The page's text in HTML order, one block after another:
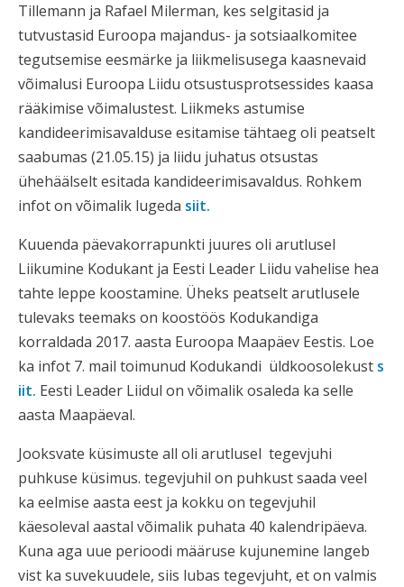
Tillemann ja Rafael Milerman, kes selgitasid ja
tutvustasid Euroopa majandus- ja sotsiaalkomitee
tegutsemise eesmärke ja liikmelisusega kaasnevaid
võimalusi Euroopa Liidu otsustusprotsessides kaasa
rääkimise võimalustest. Liikmeks astumise
kandideerimisavalduse esitamise tähtaeg oli peatselt
saabumas (21.05.15) ja liidu juhatus otsustas
ühehäälselt esitada kandideerimisavaldus. Rohkem
infot on võimalik lugeda siit.
Kuuenda päevakorrapunkti juures oli arutlusel
Liikumine Kodukant ja Eesti Leader Liidu vahelise hea
tahte leppe koostamine. Üheks peatselt arutlusele
tulevaks teemaks on koostöös Kodukandiga
korraldada 2017. aasta Euroopa Maapäev Eestis. Loe
ka infot 7. mail toimunud Kodukandi üldkoosolekust s
iit. Eesti Leader Liidul on võimalik osaleda ka selle
aasta Maapäeval.
Jooksvate küsimuste all oli arutlusel tegevjuhi
puhkuse küsimus. tegevjuhil on puhkust saada veel
ka eelmise aasta eest ja kokku on tegevjuhil
käesoleval aastal võimalik puhata 40 kalendripäeva.
Kuna aga uue perioodi määruse kujunemine langeb
vist ka suvekuudele, siis lubas tegevjuht, et on valmis